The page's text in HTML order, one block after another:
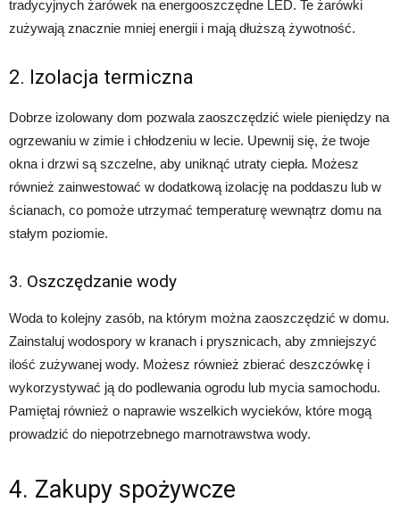
tradycyjnych żarówek na energooszczędne LED. Te żarówki
zużywają znacznie mniej energii i mają dłuższą żywotność.
2. Izolacja termiczna
Dobrze izolowany dom pozwala zaoszczędzić wiele pieniędzy na
ogrzewaniu w zimie i chłodzeniu w lecie. Upewnij się, że twoje
okna i drzwi są szczelne, aby uniknąć utraty ciepła. Możesz
również zainwestować w dodatkową izolację na poddaszu lub w
ścianach, co pomoże utrzymać temperaturę wewnątrz domu na
stałym poziomie.
3. Oszczędzanie wody
Woda to kolejny zasób, na którym można zaoszczędzić w domu.
Zainstaluj wodospory w kranach i prysznicach, aby zmniejszyć
ilość zużywanej wody. Możesz również zbierać deszczówkę i
wykorzystywać ją do podlewania ogrodu lub mycia samochodu.
Pamiętaj również o naprawie wszelkich wycieków, które mogą
prowadzić do niepotrzebnego marnotrawstwa wody.
4. Zakupy spożywcze